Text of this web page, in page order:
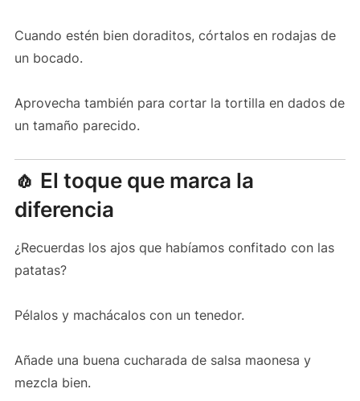
Cuando estén bien doraditos, córtalos en rodajas de
un bocado.
Aprovecha también para cortar la tortilla en dados de
un tamaño parecido.
🧄 El toque que marca la
diferencia
¿Recuerdas los ajos que habíamos confitado con las
patatas?
Pélalos y machácalos con un tenedor.
Añade una buena cucharada de salsa maonesa y
mezcla bien.